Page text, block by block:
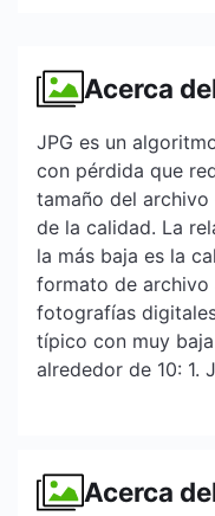
Acerca
JPG es un
con pérdida que
tamaño del
de la calidad. La
la más baja es la
formato de archivo
fotografías
típico con muy
alrededor de 10: 1.
Acerca